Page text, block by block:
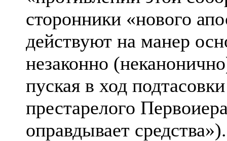
сторонники «нового
действуют на манер
незаконно
пуская в ход
престарелого
оправдывает средства»).